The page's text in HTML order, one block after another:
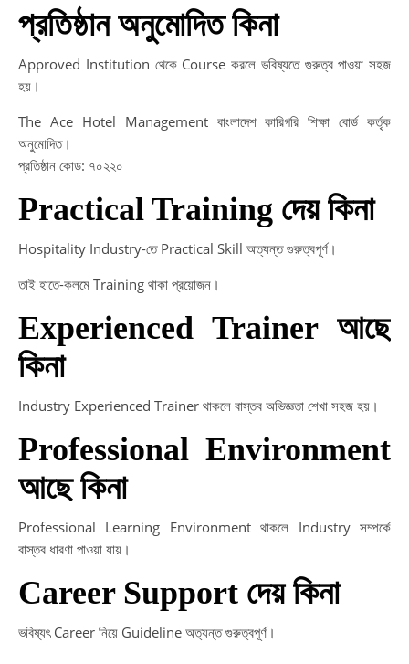
প্রতিষ্ঠান অনুমোদিত কিনা
Approved Institution থেকে Course করলে ভবিষ্যতে গুরুত্ব পাওয়া সহজ
হয়।
The Ace Hotel Management বাংলাদেশ কারিগরি শিক্ষা বোর্ড কর্তৃক
অনুমোদিত।
প্রতিষ্ঠান কোড: ৭০২২০
Practical Training দেয় কিনা
Hospitality Industry-তে Practical Skill অত্যন্ত গুরুত্বপূর্ণ।
তাই হাতে-কলমে Training থাকা প্রয়োজন।
Experienced Trainer আছে
কিনা
Industry Experienced Trainer থাকলে বাস্তব অভিজ্ঞতা শেখা সহজ হয়।
Professional Environment
আছে কিনা
Professional Learning Environment থাকলে Industry সম্পর্কে
বাস্তব ধারণা পাওয়া যায়।
Career Support দেয় কিনা
ভবিষ্যৎ Career নিয়ে Guideline অত্যন্ত গুরুত্বপূর্ণ।